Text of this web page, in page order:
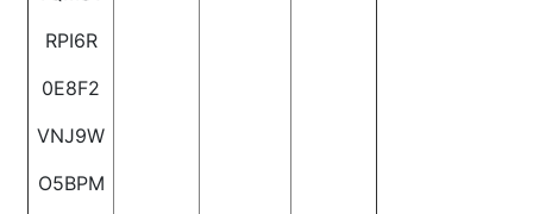
RPI6R
0E8F2
VNJ9W
O5BPM